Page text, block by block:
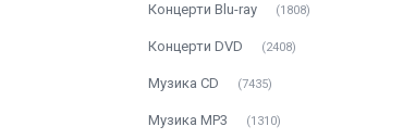
Концерти Blu-ray 1808
Концерти DVD 2408
Музика CD 7435
Музика MP3 1310